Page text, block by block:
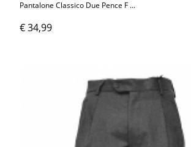
Pantalone Classico Due Pence F ...
€ 34,99